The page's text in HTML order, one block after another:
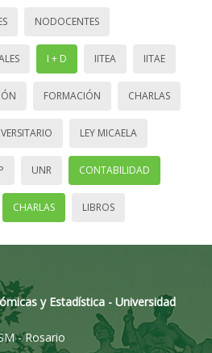
NODOCENTES
I + D IITEA IITAE
FORMACIÓN CHARLAS
LEY MICAELA
UNR CONTABILIDAD
CHARLAS LIBROS
y Estadística - Universidad
- Rosario